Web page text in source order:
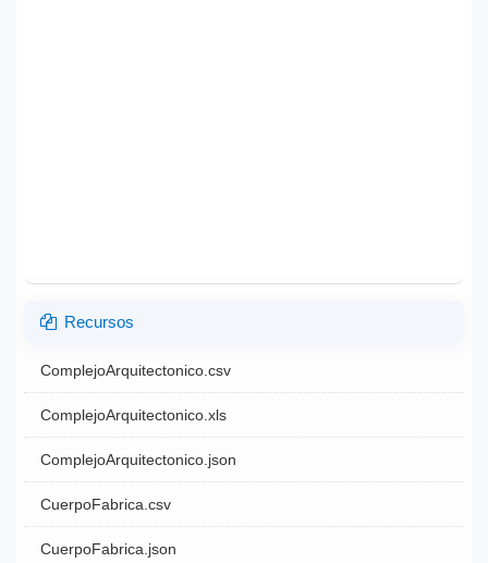
Recursos
ComplejoArquitectonico.csv
ComplejoArquitectonico.xls
ComplejoArquitectonico.json
CuerpoFabrica.csv
CuerpoFabrica.json